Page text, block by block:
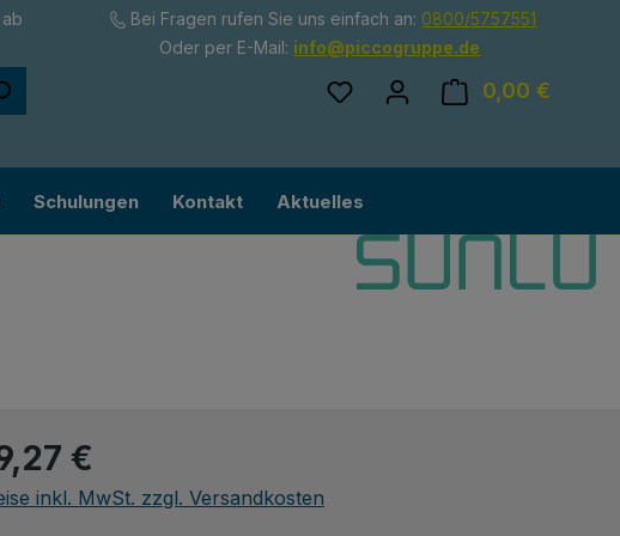
Bei Fragen rufen Sie uns einfach an: 0800/5757551
Oder per E-Mail: info@piccogruppe.de
Du hast 0 Produkte auf
0,00 €
Schulungen Kontakt Aktuelles
Preis:
€
inkl. MwSt. zzgl. Versandkosten